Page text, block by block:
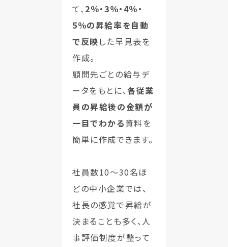
て、 2％・3％・4％・
5％の昇給率を自動
で反映 した早見表を
作成。
顧問先ごとの給与デ
ータをもとに、各従業
員の昇給後の金額が
一目でわかる資料を
簡単に作成できます。
社員数10〜30名ほ
どの中小企業では、
社長の感覚で昇給が
決まることも多く、人
事評価制度が整って